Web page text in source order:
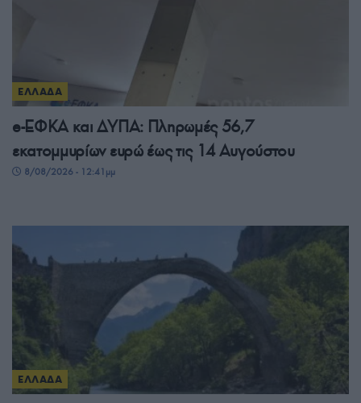
ΕΛΛΑΔΑ
e-ΕΦΚΑ και ΔΥΠΑ: Πληρωμές 56,7
εκατομμυρίων ευρώ έως τις 14 Αυγούστου
8/08/2026 - 12:41μμ
ΕΛΛΑΔΑ